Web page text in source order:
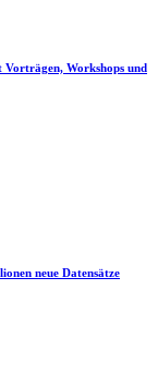
Vorträgen, Workshops und
neue Datensätze